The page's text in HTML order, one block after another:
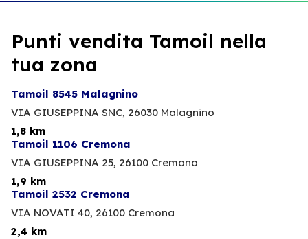
Punti vendita Tamoil nella
tua zona
Tamoil 8545 Malagnino
VIA GIUSEPPINA SNC, 26030 Malagnino
1,8 km
Tamoil 1106 Cremona
VIA GIUSEPPINA 25, 26100 Cremona
1,9 km
Tamoil 2532 Cremona
VIA NOVATI 40, 26100 Cremona
2,4 km